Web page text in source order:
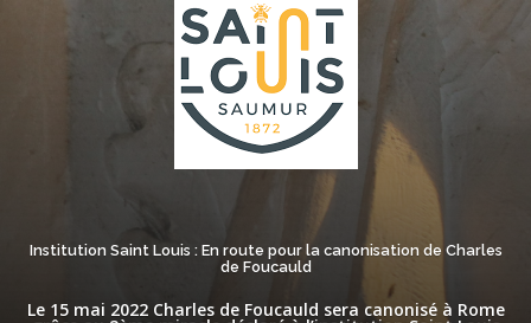
Institution Saint Louis : En route pour la canonisation de Charles
de Foucauld
Le 15 mai 2022 Charles de Foucauld sera canonisé à Rome